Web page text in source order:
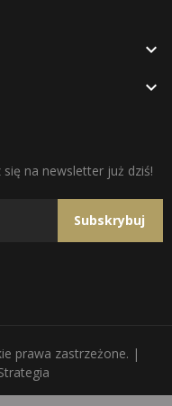


na newsletter już dziś!
Subskrybuj
prawa zastrzeżone. |